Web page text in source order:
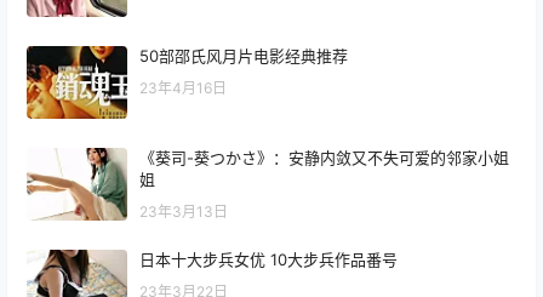
50部邵氏风月片电影经典推荐
23年4月16日
《葵司-葵つかさ》：安静内敛又不失可爱的邻家小姐
姐
23年3月13日
日本十大步兵女优 10大步兵作品番号
23年3月22日